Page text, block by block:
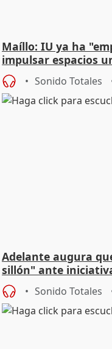
Maíllo: IU ya ha
impulsar espacios
Sonido Totales
Adelante augura
sillón" ante
Sonido Totales